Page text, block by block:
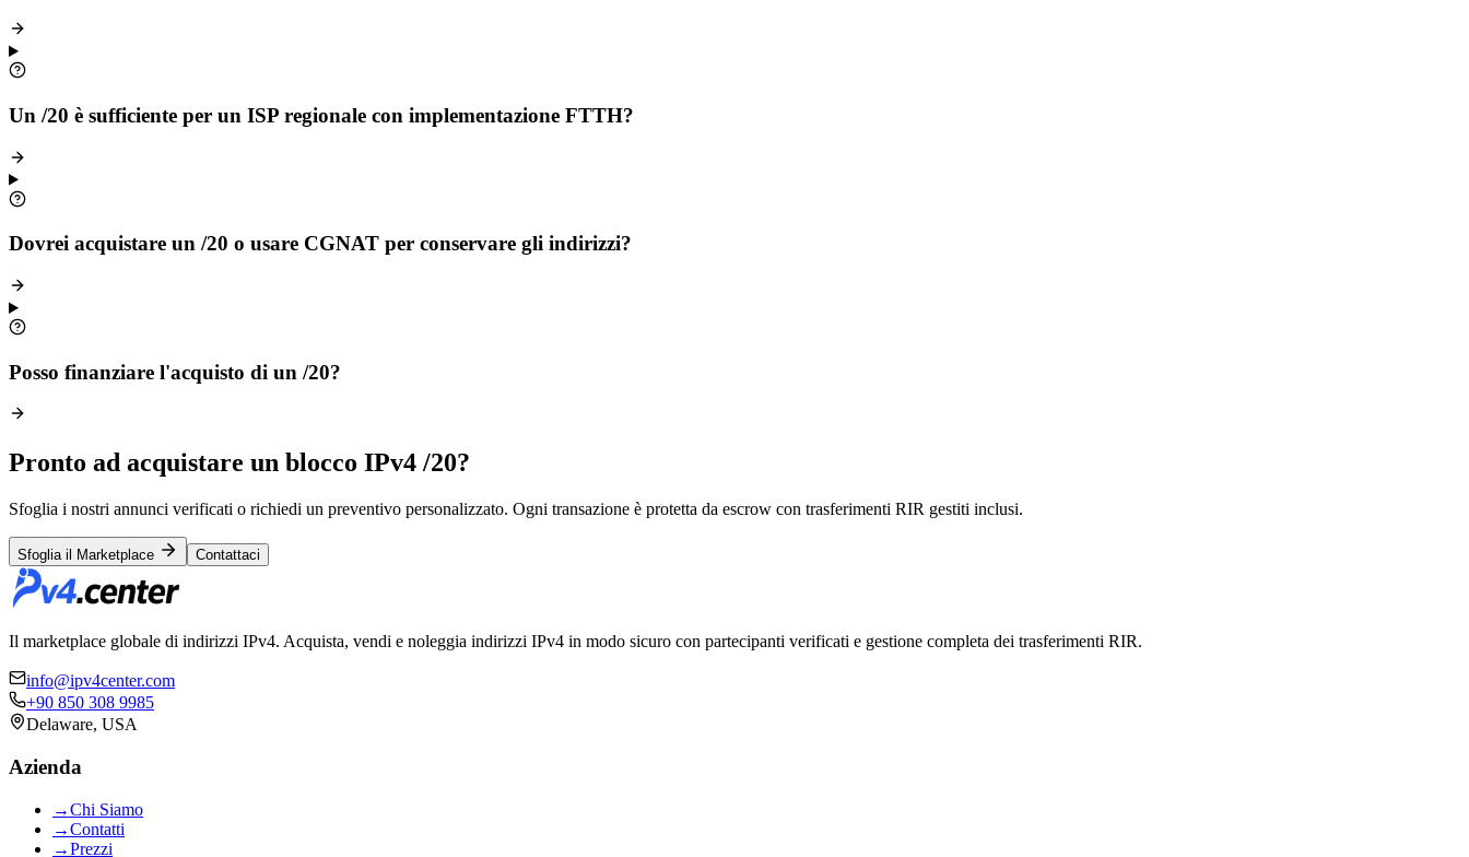
Un /20 è sufficiente per un ISP regionale con implementazione FTTH?
Dovrei acquistare un /20 o usare CGNAT per conservare gli indirizzi?
Posso finanziare l'acquisto di un /20?
Pronto ad acquistare un blocco IPv4 /20?
Sfoglia i nostri annunci verificati o richiedi un preventivo personalizzato. Ogni transazione è protetta da escrow con trasferimenti RIR gestiti inclusi.
Sfoglia il Marketplace Contattaci
Il marketplace globale di indirizzi IPv4. Acquista, vendi e noleggia indirizzi IPv4 in modo sicuro con partecipanti verificati e gestione completa dei trasferimenti RIR.
info@ipv4center.com
+90 850 308 9985
Delaware, USA
Azienda
→Chi Siamo
→Contatti
→Prezzi